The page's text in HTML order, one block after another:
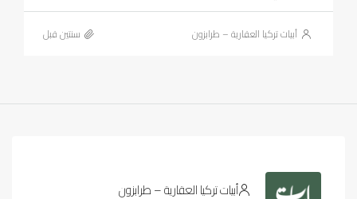
أبيات تركيا العقارية – طرابزون ‏سنتين قبل
أبيات تركيا العقارية – طرابزون